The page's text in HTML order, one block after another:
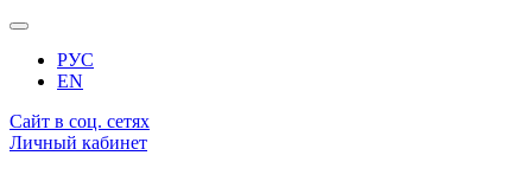
РУС
EN
Сайт в соц. сетях
Личный кабинет